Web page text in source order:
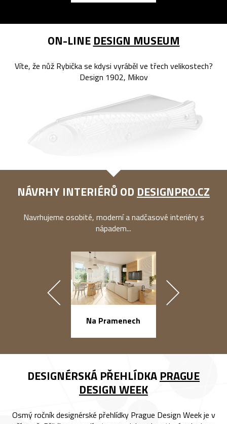
ON-LINE DESIGN MUSEUM
Víte, že nůž Rybička se kdysi vyráběl ve třech velikostech?
Design 1902, Mikov
NÁVRHY INTERIÉRŮ OD DESIGNPRO.CZ
Navrhujeme osobité, moderní a nadčasové interiéry s
nápadem...
Na Pramenech
DESIGNÉRSKÁ PŘEHLÍDKA PRAGUE
DESIGN WEEK
Osmý ročník designérské přehlídky Prague Design Week je v